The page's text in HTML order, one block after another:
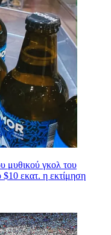
μυθικού γκολ του
εκατ. η εκτίμηση